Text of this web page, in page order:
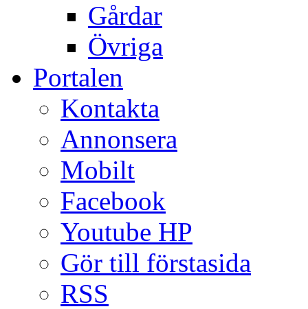
Gårdar
Övriga
Portalen
Kontakta
Annonsera
Mobilt
Facebook
Youtube HP
Gör till förstasida
RSS